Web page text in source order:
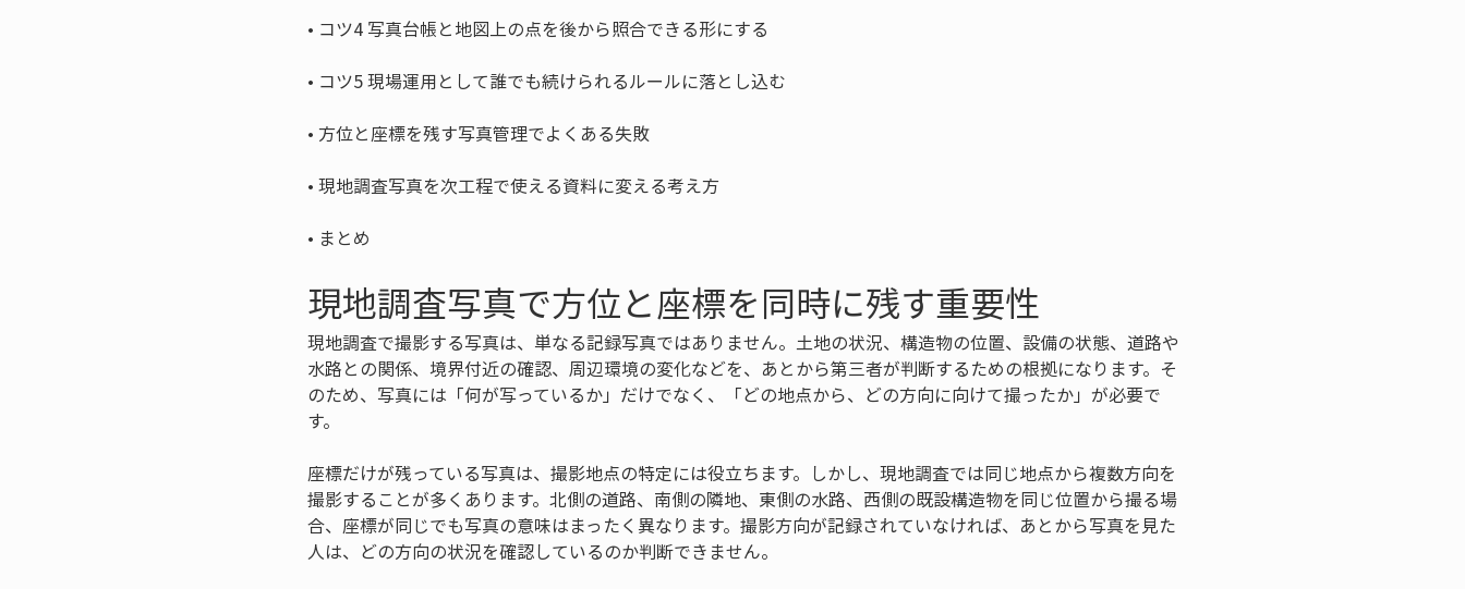
•
•
•
•
• まとめ
現地調査写真で方位と座標を同時に残す重要性
現地調査で撮影する写真は、単なる記録写真ではありません。土地の状況、構造物の位置、設備の状態、道路や
水路との関係、境界付近の確認、周辺環境の変化などを、あとから第三者が判断するための根拠になります。そ
のため、写真には「何が写っているか」だけでなく、「どの地点から、どの方向に向けて撮ったか」が必要で
す。
座標だけが残っている写真は、撮影地点の特定には役立ちます。しかし、現地調査では同じ地点から複数方向を
撮影することが多くあります。北側の道路、南側の隣地、東側の水路、西側の既設構造物を同じ位置から撮る場
合、座標が同じでも写真の意味はまったく異なります。撮影方向が記録されていなければ、あとから写真を見た
人は、どの方向の状況を確認しているのか判断できません。